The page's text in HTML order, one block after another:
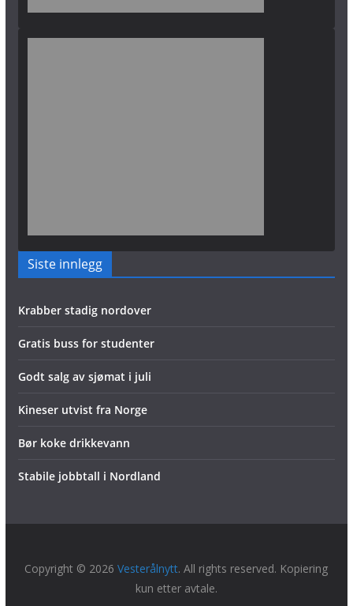
Siste innlegg
Krabber stadig nordover
Gratis buss for studenter
Godt salg av sjømat i juli
Kineser utvist fra Norge
Bør koke drikkevann
Stabile jobbtall i Nordland
Copyright © 2026Vesterålnytt. All rights reserved. Kopiering
kun etter avtale.